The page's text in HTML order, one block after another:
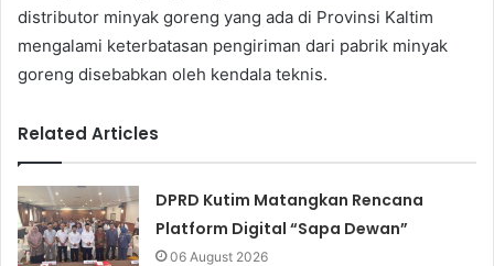
distributor minyak goreng yang ada di Provinsi Kaltim
mengalami keterbatasan pengiriman dari pabrik minyak
goreng disebabkan oleh kendala teknis.
Related Articles
DPRD Kutim Matangkan Rencana
Platform Digital “Sapa Dewan”
06 August 2026